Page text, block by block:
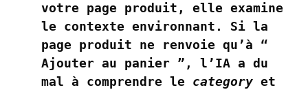
votre page produit, elle examine
le contexte environnant. Si la
page produit ne renvoie qu’à “
Ajouter au panier ”, l’IA a du
mal à comprendre le category et